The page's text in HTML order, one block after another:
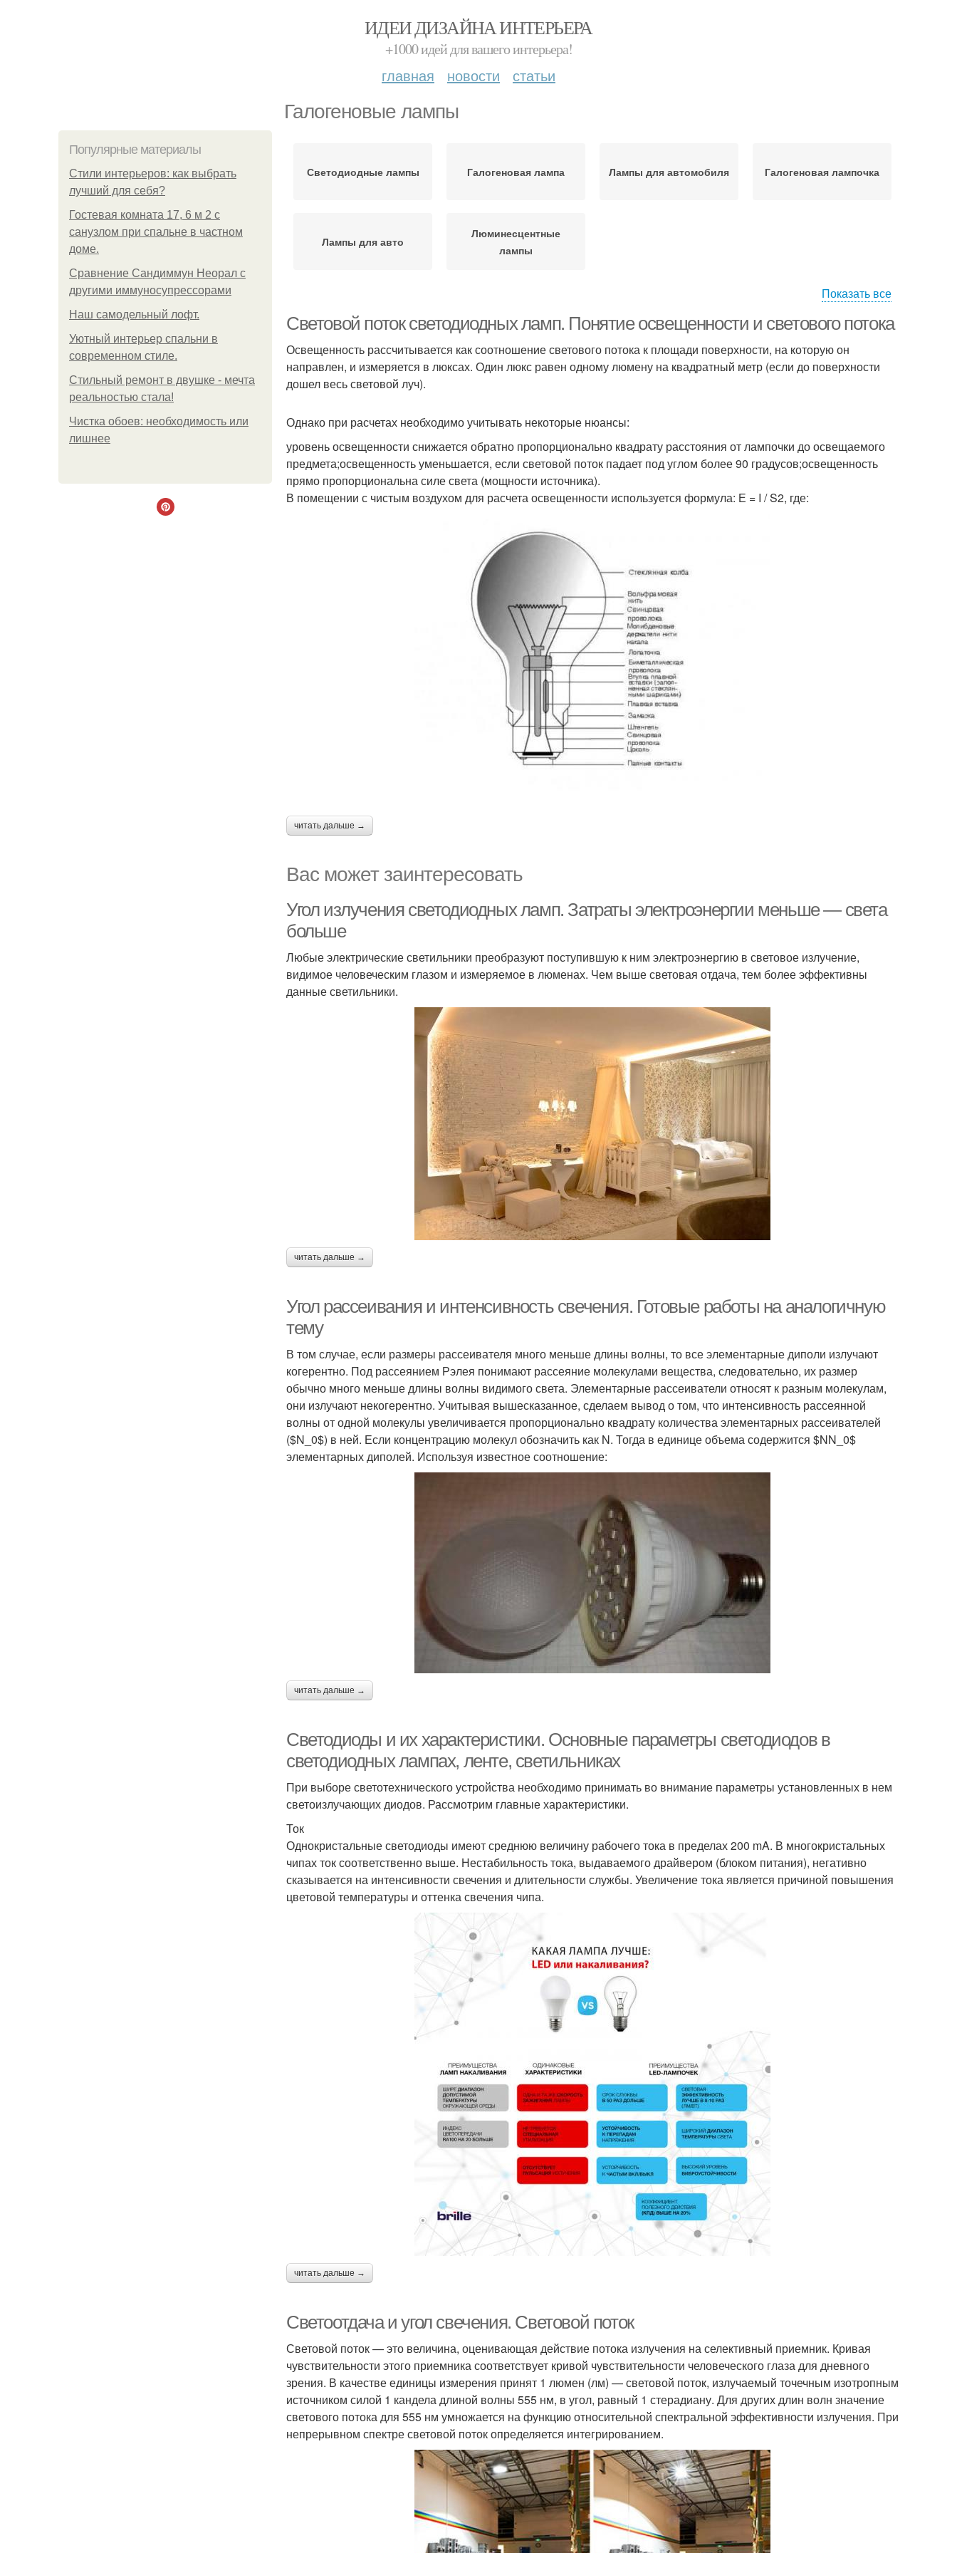
ИДЕИ ДИЗАЙНА ИНТЕРЬЕРА
+1000 идей для вашего интерьера!
главная новости статьи
Галогеновые лампы
Популярные материалы
Стили интерьеров: как выбрать
лучший для себя?
Гостевая комната 17, 6 м 2 с
санузлом при спальне в частном
доме.
Сравнение Сандиммун Неорал с
другими иммуносупрессорами
Наш самодельный лофт.
Уютный интерьер спальни в
современном стиле.
Стильный ремонт в двушке - мечта
реальностью стала!
Чистка обоев: необходимость или
лишнее
Светодиодные лампы Галогеновая лампа Лампы для автомобиля Галогеновая лампочка
Лампы для авто
Люминесцентные
лампы
Показать все
Световой поток светодиодных ламп. Понятие освещенности и светового потока
Освещенность рассчитывается как соотношение светового потока к площади поверхности, на которую он
направлен, и измеряется в люксах. Один люкс равен одному люмену на квадратный метр (если до поверхности
дошел весь световой луч).
Однако при расчетах необходимо учитывать некоторые нюансы:
уровень освещенности снижается обратно пропорционально квадрату расстояния от лампочки до освещаемого
предмета;освещенность уменьшается, если световой поток падает под углом более 90 градусов;освещенность
прямо пропорциональна силе света (мощности источника).
В помещении с чистым воздухом для расчета освещенности используется формула: Е = I / S2, где:
читать дальше →
Вас может заинтересовать
Угол излучения светодиодных ламп. Затраты электроэнергии меньше — света
больше
Любые электрические светильники преобразуют поступившую к ним электроэнергию в световое излучение,
видимое человеческим глазом и измеряемое в люменах. Чем выше световая отдача, тем более эффективны
данные светильники.
читать дальше →
Угол рассеивания и интенсивность свечения. Готовые работы на аналогичную
тему
В том случае, если размеры рассеивателя много меньше длины волны, то все элементарные диполи излучают
когерентно. Под рассеянием Рэлея понимают рассеяние молекулами вещества, следовательно, их размер
обычно много меньше длины волны видимого света. Элементарные рассеиватели относят к разным молекулам,
они излучают некогерентно. Учитывая вышесказанное, сделаем вывод о том, что интенсивность рассеянной
волны от одной молекулы увеличивается пропорционально квадрату количества элементарных рассеивателей
($N_0$) в ней. Если концентрацию молекул обозначить как N. Тогда в единице объема содержится $NN_0$
элементарных диполей. Используя известное соотношение:
читать дальше →
Светодиоды и их характеристики. Основные параметры светодиодов в
светодиодных лампах, ленте, светильниках
При выборе светотехнического устройства необходимо принимать во внимание параметры установленных в нем
светоизлучающих диодов. Рассмотрим главные характеристики.
Ток
Однокристальные светодиоды имеют среднюю величину рабочего тока в пределах 200 mA. В многокристальных
чипах ток соответственно выше. Нестабильность тока, выдаваемого драйвером (блоком питания), негативно
сказывается на интенсивности свечения и длительности службы. Увеличение тока является причиной повышения
цветовой температуры и оттенка свечения чипа.
читать дальше →
Светоотдача и угол свечения. Световой поток
Световой поток — это величина, оценивающая действие потока излучения на селективный приемник. Кривая
чувствительности этого приемника соответствует кривой чувствительности человеческого глаза для дневного
зрения. В качестве единицы измерения принят 1 люмен (лм) — световой поток, излучаемый точечным изотропным
источником силой 1 кандела длиной волны 555 нм, в угол, равный 1 стерадиану. Для других длин волн значение
светового потока для 555 нм умножается на функцию относительной спектральной эффективности излучения. При
непрерывном спектре световой поток определяется интегрированием.